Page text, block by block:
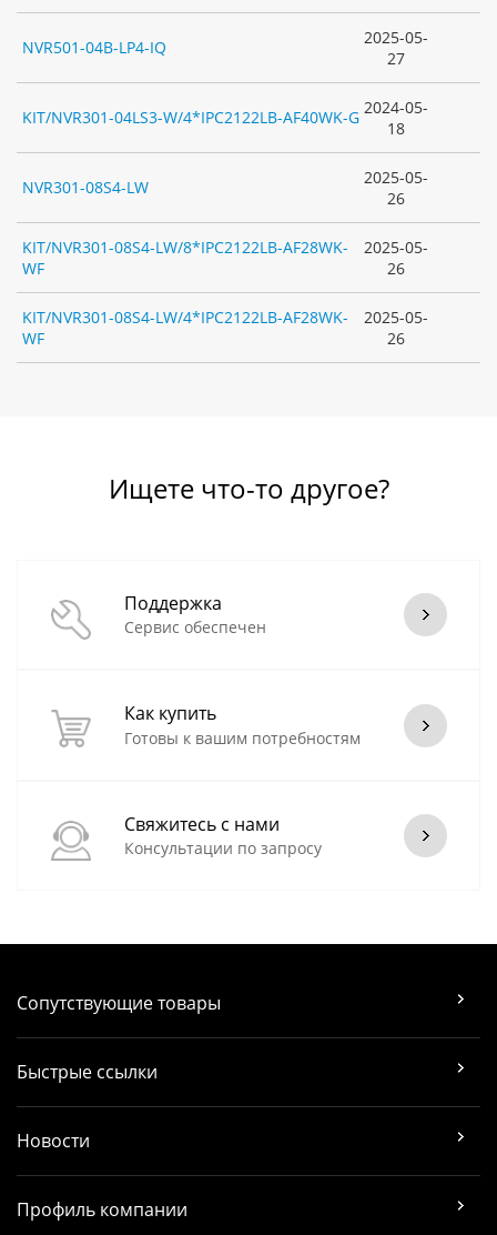
NVR501-04B-LP4-IQ
2025-05-
27
KIT/NVR301-04LS3-W/4*IPC2122LB-AF40WK-G 2024-05-
18
NVR301-08S4-LW
2025-05-
26
KIT/NVR301-08S4-LW/8*IPC2122LB-AF28WK-
WF
2025-05-
26
KIT/NVR301-08S4-LW/4*IPC2122LB-AF28WK-
WF
2025-05-
26
Ищете что-то другое?
Поддержка
Сервис обеспечен
Как купить
Готовы к вашим потребностям
Свяжитесь с нами
Консультации по запросу
Сопутствующие товары
Быстрые ссылки
Новости
Профиль компании